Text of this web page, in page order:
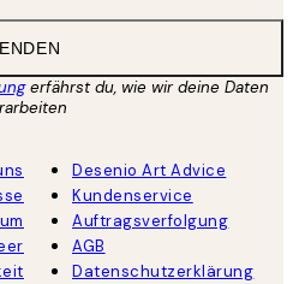
erfährst du, wie wir deine Daten
Desenio Art Advice
Kundenservice
Auftragsverfolgung
AGB
Datenschutzerklärung